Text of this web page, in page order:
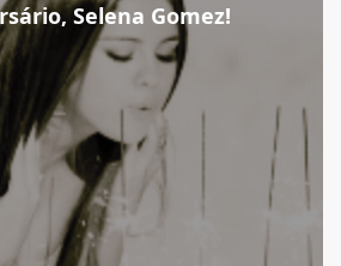
Selena Gomez!